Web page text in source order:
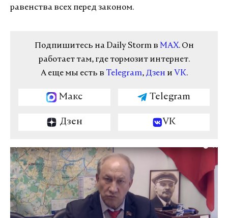
равенства всех перед законом.
Подпишитесь на Daily Storm в MAX. Он
работает там, где тормозит интернет.
А еще мы есть в Telegram, Дзен и VK.
Макс Telegram
Дзен VK